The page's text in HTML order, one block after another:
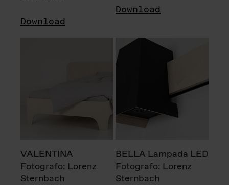
Download
Download
VALENTINA
Fotografo: Lorenz
Sternbach
BELLA Lampada LED
Fotografo: Lorenz
Sternbach